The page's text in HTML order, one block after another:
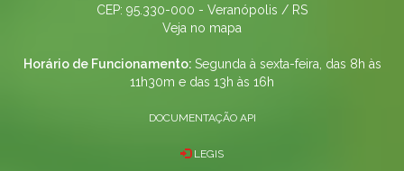
CEP: 95.330-000 - Veranópolis / RS
Veja no mapa
Horário de Funcionamento: Segunda à sexta-feira, das 8h às
11h30m e das 13h às 16h
DOCUMENTAÇÃO API
LEGIS